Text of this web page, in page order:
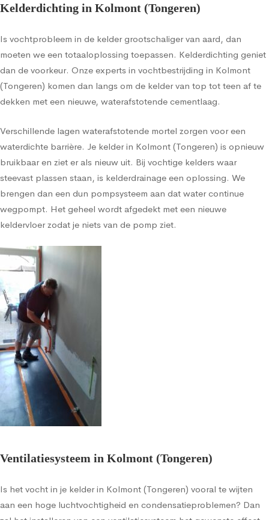
Kelderdichting in Kolmont (Tongeren)
Is vochtprobleem in de kelder grootschaliger van aard, dan
moeten we een totaaloplossing toepassen. Kelderdichting geniet
dan de voorkeur. Onze experts in vochtbestrijding in Kolmont
(Tongeren) komen dan langs om de kelder van top tot teen af te
dekken met een nieuwe, waterafstotende cementlaag.
Verschillende lagen waterafstotende mortel zorgen voor een
waterdichte barrière. Je kelder in Kolmont (Tongeren) is opnieuw
bruikbaar en ziet er als nieuw uit. Bij vochtige kelders waar
steevast plassen staan, is kelderdrainage een oplossing. We
brengen dan een dun pompsysteem aan dat water continue
wegpompt. Het geheel wordt afgedekt met een nieuwe
keldervloer zodat je niets van de pomp ziet.
Ventilatiesysteem in Kolmont (Tongeren)
Is het vocht in je kelder in Kolmont (Tongeren) vooral te wijten
aan een hoge luchtvochtigheid en condensatieproblemen? Dan